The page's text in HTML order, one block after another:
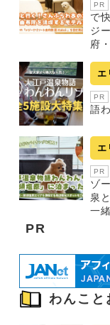
PR
で
ジ
府
エ
PR
語
エ
PR
ゾ
泉
一
PR
わんこと